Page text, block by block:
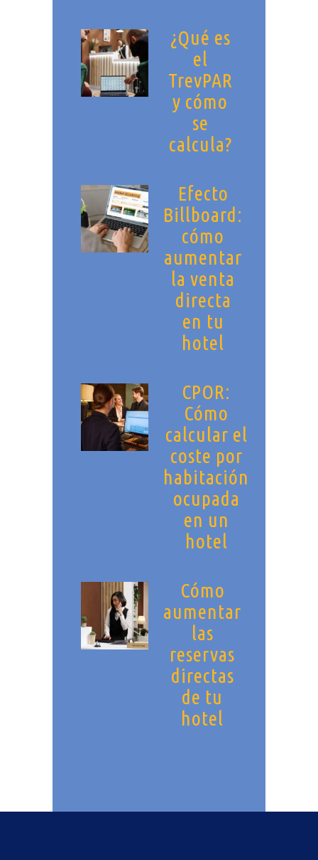
¿Qué es
el
TrevPAR
y cómo
se
calcula?
Efecto
Billboard:
cómo
aumentar
la venta
directa
en tu
hotel
CPOR:
Cómo
calcular el
coste por
habitación
ocupada
en un
hotel
Cómo
aumentar
las
reservas
directas
de tu
hotel